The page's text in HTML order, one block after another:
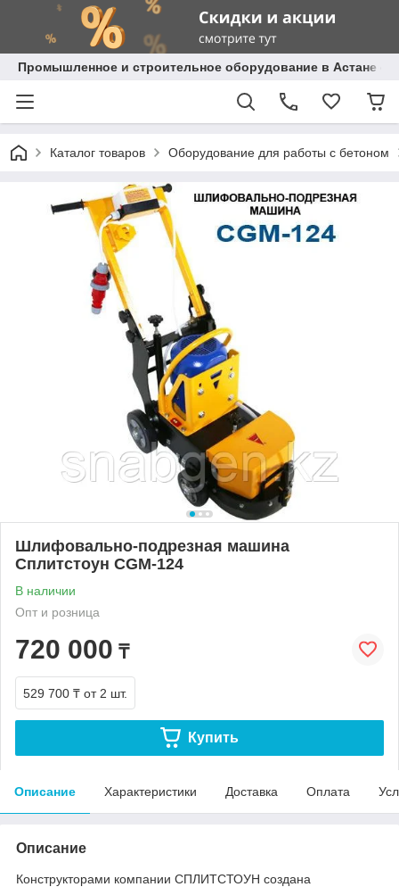
Промышленное и строительное оборудование в Астане с
Каталог товаров Оборудование для работы с бетоном
Шлифовально-подрезная машина
Сплитстоун CGM-124
В наличии
Опт и розница
720 000 ₸
529 700 ₸ от 2 шт.
Купить
Описание Характеристики Доставка Оплата
Описание
Конструкторами компании СПЛИТСТОУН создана